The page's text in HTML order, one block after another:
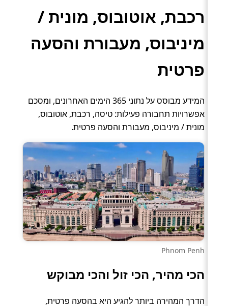
רכבת, אוטובוס, מונית /
מיניבוס, מעבורת והסעה
פרטית
המידע מבוסס על נתוני 365 הימים האחרונים, ומסכם
אפשרויות תחבורה פעילות: טיסה, רכבת, אוטובוס,
מונית / מיניבוס, מעבורת והסעה פרטית.
Phnom Penh
הכי מהיר, הכי זול והכי מבוקש
הדרך המהירה ביותר להגיע היא בהסעה פרטית,